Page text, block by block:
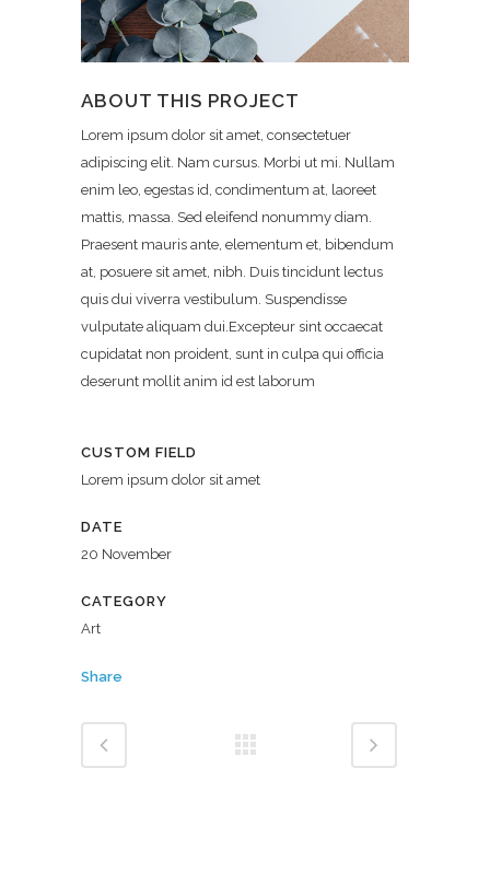
ABOUT THIS PROJECT
Lorem ipsum dolor sit amet, consectetuer
adipiscing elit. Nam cursus. Morbi ut mi. Nullam
enim leo, egestas id, condimentum at, laoreet
mattis, massa. Sed eleifend nonummy diam.
Praesent mauris ante, elementum et, bibendum
at, posuere sit amet, nibh. Duis tincidunt lectus
quis dui viverra vestibulum. Suspendisse
vulputate aliquam dui.Excepteur sint occaecat
cupidatat non proident, sunt in culpa qui officia
deserunt mollit anim id est laborum
CUSTOM FIELD
Lorem ipsum dolor sit amet
DATE
20 November
CATEGORY
Art
Share